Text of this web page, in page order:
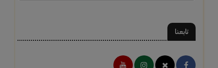
تابعنا